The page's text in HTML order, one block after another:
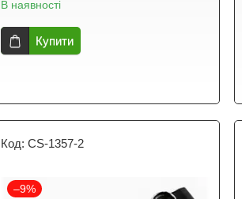
В наявності
Купити
CS-1357-2
–9%